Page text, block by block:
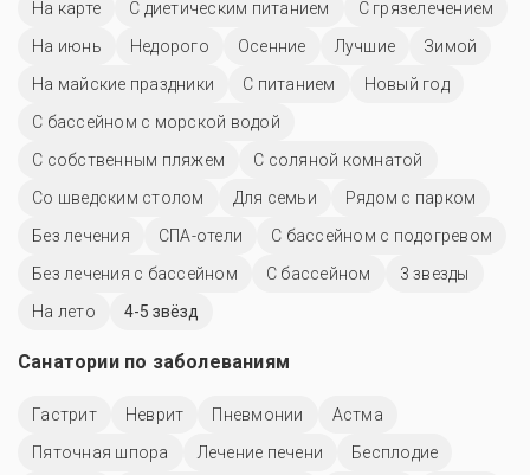
На карте
С диетическим питанием
С грязелечением
На июнь
Недорого Осенние Лучшие
Зимой
На майские праздники
С питанием
Новый год
С бассейном с морской водой
С собственным пляжем
С соляной комнатой
Со шведским столом
Для семьи
Рядом с парком
Без лечения
СПА-отели
С бассейном с подогревом
Без лечения с бассейном
C бассейном
3 звезды
На лето
4-5 звёзд
Санатории по заболеваниям
Гастрит Неврит Пневмонии
Астма
Пяточная шпора
Лечение печени Бесплодие